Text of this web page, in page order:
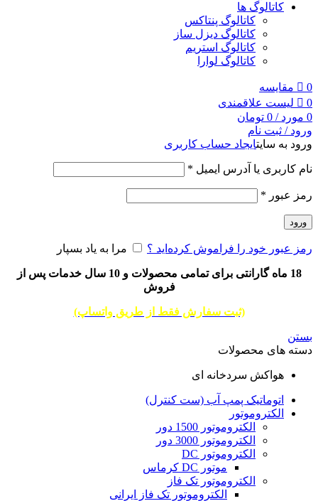
کاتالوگ ها
کاتالوگ پنتاکس
کاتالوگ دیزل ساز
کاتالوگ استریم
کاتالوگ لوارا
0
مقایسه
0
لیست علاقمندی
0 مورد /
0 تومان
ورود / ثبت نام
ورود به سایتایجاد حساب کاربری
نام کاربری یا آدرس ایمیل *
رمز عبور *
ورود
رمز عبور خود را فراموش کرده‌اید ؟ مرا به یاد بسپار
18 ماه گارانتی برای تمامی محصولات و 10 سال خدمات پس از
فروش
(ثبت سفارش فقط از طریق واتساپ)
بستن
دسته های محصولات
هواکش سردخانه ای
اتوماتیک پمپ آب (ست کنترل)
الکتروموتور
الکتروموتور 1500 دور
الکتروموتور 3000 دور
الکتروموتور DC
موتور DC کرماس
الکتروموتور تک فاز
الکتروموتور تک فاز ایرانی